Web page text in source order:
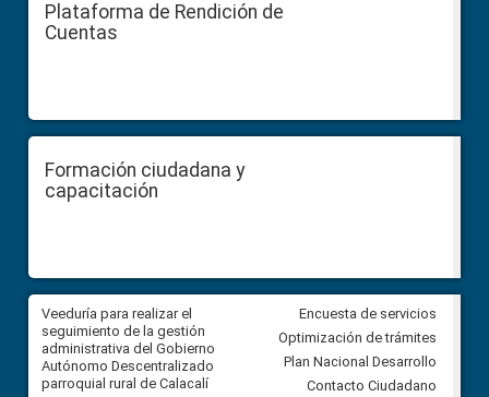
Plataforma de Rendición de
Cuentas
Formación ciudadana y
capacitación
Veeduría para realizar el
seguimiento de la gestión
administrativa del Gobierno
Autónomo Descentralizado
parroquial rural de Calacalí
Veeduría para vigilar los
derivados de la Audiencia
comunidad Urbina, parroquia
Carolina
Encuesta de servicios
Optimización de trámites
Plan Nacional Desarrollo
Contacto Ciudadano